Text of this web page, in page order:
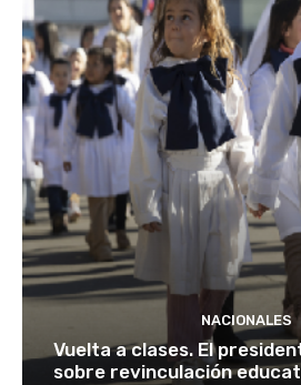
NACIONALES
Vuelta a clases. El
sobre revinculación